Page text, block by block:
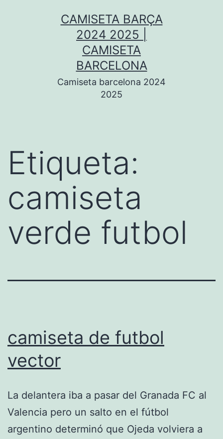
CAMISETA BARÇA
2024 2025 |
CAMISETA
BARCELONA
Camiseta barcelona 2024
2025
Etiqueta:
camiseta
verde futbol
camiseta de futbol
vector
La delantera iba a pasar del Granada FC al
Valencia pero un salto en el fútbol
argentino determinó que Ojeda volviera a